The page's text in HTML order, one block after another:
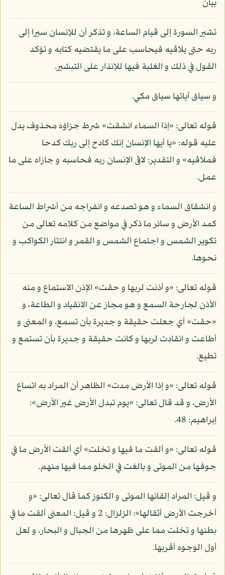
بيان
تشير السورة إلى قيام الساعة، و تذكر أن للإنسان سيرا إلى
ربه حتى يلاقيه فيحاسب على ما يقتضيه كتابه و تؤكد
القول في ذلك و الغلبة فيها للإنذار على التبشير.
و سياق آياتها سياق مكي.
قوله تعالى: «إذا السماء انشقت» شرط جزاؤه محذوف يدل
عليه قوله: «يا أيها الإنسان إنك كادح إلى ربك كدحا
فملاقيه» و التقدير: لاقى الإنسان ربه فحاسبه و جازاه على ما
عمل.
و انشقاق السماء و هو تصدعه و انفراجه من أشراط الساعة
كمد الأرض و سائر ما ذكر في مواضع من كلامه تعالى من
تكوير الشمس و اجتماع الشمس و القمر و انتثار الكواكب و
نحوها.
قوله تعالى: «و أذنت لربها و حقت» الإذن الاستماع و منه
الأذن لجارحة السمع و هو مجاز عن الانقياد و الطاعة، و
«حقت» أي جعلت حقيقة و جديرة بأن تسمع، و المعنى و
أطاعت و انقادت لربها و كانت حقيقة و جديرة بأن تستمع و
تطيع.
قوله تعالى: «و إذا الأرض مدت» الظاهر أن المراد به اتساع
الأرض، و قد قال تعالى: «يوم تبدل الأرض غير الأرض»:
إبراهيم: 48.
قوله تعالى: «و ألقت ما فيها و تخلت» أي ألقت الأرض ما في
جوفها من الموتى و بالغت في الخلو مما فيها منهم.
و قيل: المراد إلقائها الموتى و الكنوز كما قال تعالى: «و
أخرجت الأرض أثقالها»: الزلزال: 2 و قيل: المعنى ألقت ما في
بطنها و تخلت مما على ظهرها من الجبال و البحار، و لعل
أول الوجوه أقربها.